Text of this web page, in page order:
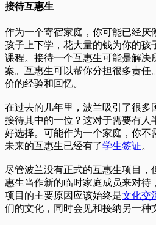
接待互惠生
作为一个寄宿家庭，你可能已经厌
孩子上下学，花大量的钱为你的孩
课程。接待一个互惠生可能是解决
案。互惠生可以帮你分担很多责任
价的经验和回忆。
在过去的几年里，波兰吸引了很多
接待其中的一位？这对于需要有人
好选择。可能作为一个家庭，你不
未来的互惠生已经有了学生签证。
尽管波兰没有正式的互惠生项目，
惠生当作新的临时家庭成员来对待
项目的主要原因应该始终是文化交
们的文化，同时会见和接纳另一种